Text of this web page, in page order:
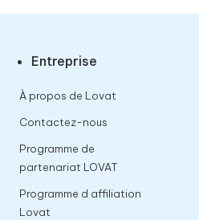
Entreprise
À propos de Lovat
Contactez-nous
Programme de
partenariat LOVAT
Programme d affiliation
Lovat